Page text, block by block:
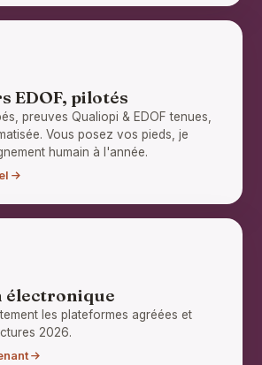
EDOF, pilotés
preuves Qualiopi & EDOF tenues,
Vous posez vos pieds, je
humain à l'année.
électronique
les plateformes agréées et
2026.